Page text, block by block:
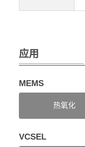
应用
MEMS
热氧化
VCSEL